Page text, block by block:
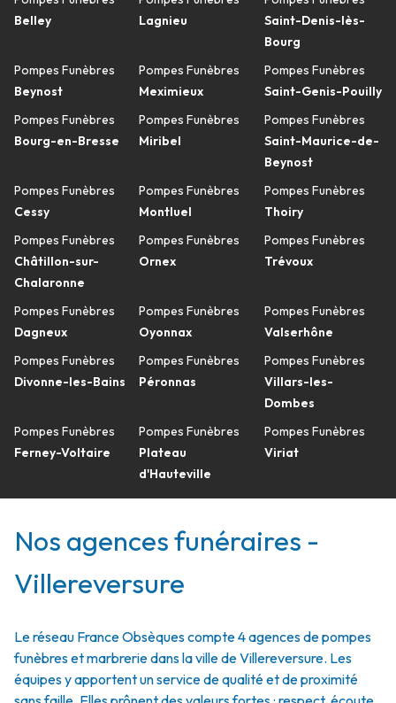
Belley
Pompes Funèbres
Beynost
Pompes Funèbres
Bourg-en-Bresse
Pompes Funèbres
Cessy
Pompes Funèbres
Châtillon-sur-
Chalaronne
Pompes Funèbres
Dagneux
Pompes Funèbres
Divonne-les-Bains
Pompes Funèbres
Ferney-Voltaire
Lagnieu
Pompes Funèbres
Meximieux
Pompes Funèbres
Miribel
Pompes Funèbres
Montluel
Pompes Funèbres
Ornex
Pompes Funèbres
Oyonnax
Pompes Funèbres
Péronnas
Pompes Funèbres
Plateau
d'Hauteville
Saint-Denis-lès-
Bourg
Pompes Funèbres
Saint-Genis-Pouilly
Pompes Funèbres
Saint-Maurice-de-
Beynost
Pompes Funèbres
Thoiry
Pompes Funèbres
Trévoux
Pompes Funèbres
Valserhône
Pompes Funèbres
Villars-les-
Dombes
Pompes Funèbres
Viriat
Nos agences funéraires -
Villereversure
Le réseau France Obsèques compte 4 agences de pompes
funèbres et marbrerie dans la ville de Villereversure. Les
équipes y apportent un service de qualité et de proximité